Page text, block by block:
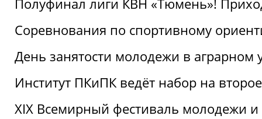
Полуфинал лиги КВН «Тюмень»!
Соревнования по спортивному
День занятости молодежи в аграрном
Институт ПКиПК ведёт набор на
XIX Всемирный фестиваль молодежи